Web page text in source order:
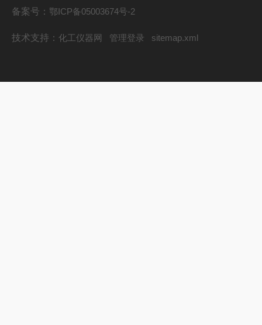
备案号： 鄂ICP备05003674号-2
技术支持： 化工仪器网 管理登录 sitemap.xml